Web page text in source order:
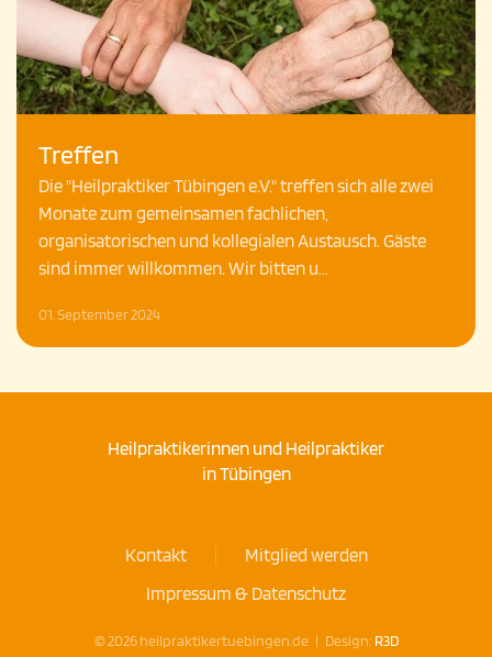
Treffen
Die "Heilpraktiker Tübingen e.V." treffen sich alle zwei
Monate zum gemeinsamen fachlichen,
organisatorischen und kollegialen Austausch. Gäste
sind immer willkommen. Wir bitten u…
01. September 2024
Heilpraktikerinnen und Heilpraktiker
in Tübingen
Kontakt
Mitglied werden
Impressum & Datenschutz
©2026heilpraktikertuebingen.de | Design: R3D